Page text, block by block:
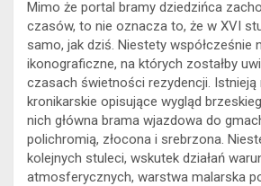
Mimo że portal bramy dziedzińca
czasów, to nie oznacza to, że w XVI
samo, jak dziś. Niestety współcześnie
ikonograficzne, na których zostałby
czasach świetności rezydencji.
kronikarskie opisujące wygląd
nich główna brama wjazdowa do
polichromią, złocona i srebrzona.
kolejnych stuleci, wskutek działań
atmosferycznych, warstwa malarska